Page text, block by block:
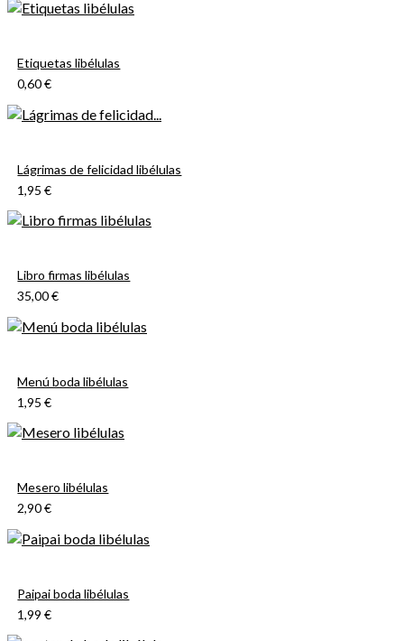
Etiquetas libélulas
0,60 €
Lágrimas de felicidad libélulas
1,95 €
Libro firmas libélulas
35,00 €
Menú boda libélulas
1,95 €
Mesero libélulas
2,90 €
Paipai boda libélulas
1,99 €